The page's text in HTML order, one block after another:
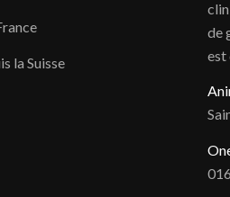
la Suisse
de
est